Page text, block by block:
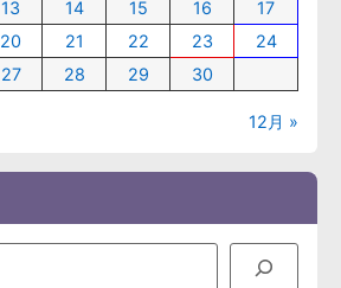
13 14 15 16
17
20 21 22 23
24
27 28 29 30
12月 »